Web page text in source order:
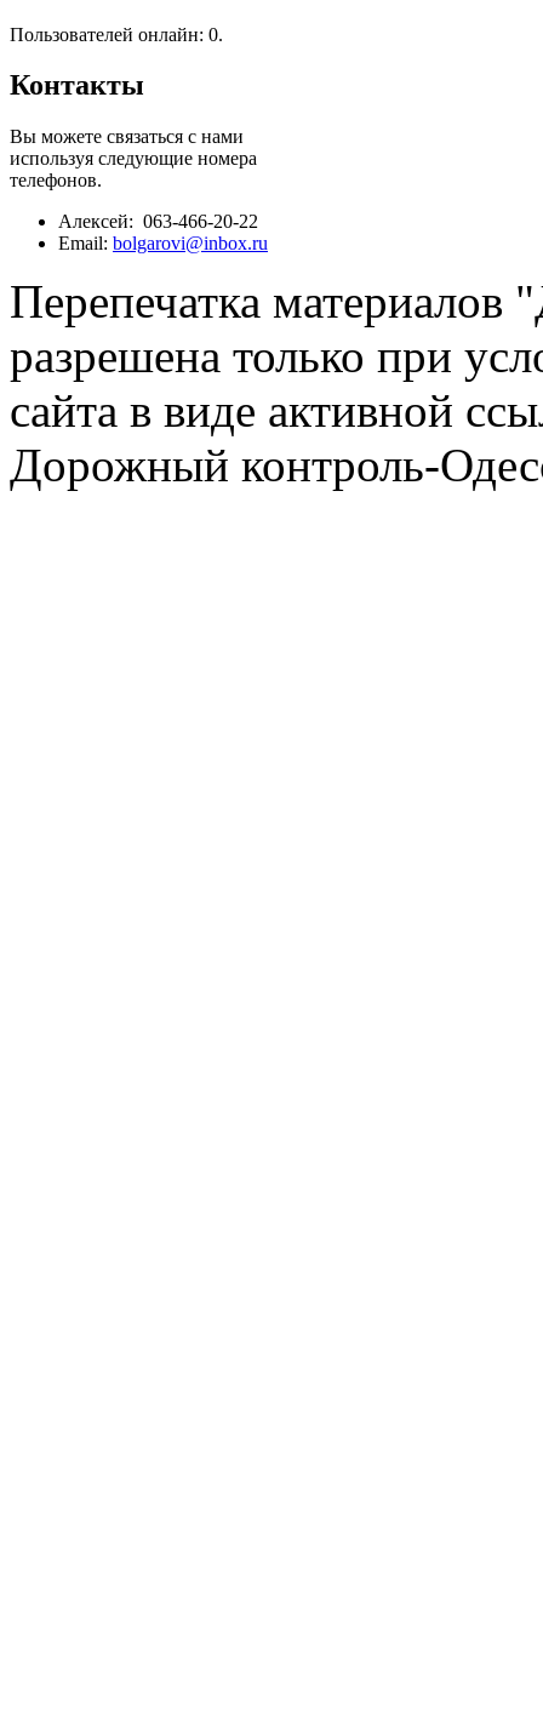
Пользователей онлайн: 0.
Контакты
Вы можете связаться с нами
используя следующие номера
телефонов.
Алексей: 063-466-20-22
Email: bolgarovi@inbox.ru
Перепечатка материалов
разрешена только при
сайта в виде активной
Дорожный контроль-